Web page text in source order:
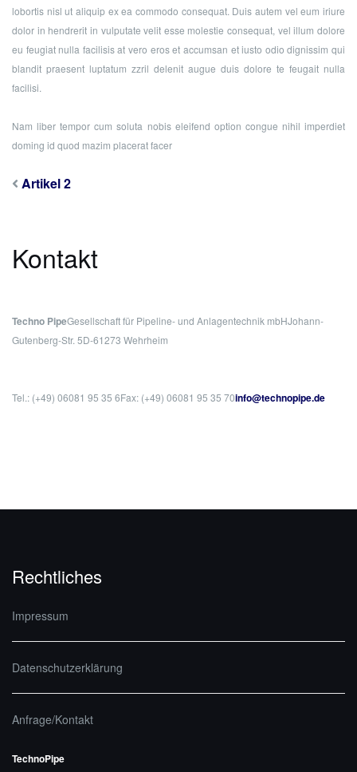
lobortis nisl ut aliquip ex ea commodo consequat. Duis autem vel eum iriure
dolor in hendrerit in vulputate velit esse molestie consequat, vel illum dolore
eu feugiat nulla facilisis at vero eros et accumsan et iusto odio dignissim qui
blandit praesent luptatum zzril delenit augue duis dolore te feugait nulla
facilisi.
Nam liber tempor cum soluta nobis eleifend option congue nihil imperdiet
doming id quod mazim placerat facer
Artikel 2
Kontakt
Techno PipeGesellschaft für Pipeline- und Anlagentechnik mbHJohann-
Gutenberg-Str. 5D-61273 Wehrheim
Tel.: (+49) 06081 95 35 6Fax: (+49) 06081 95 35 70info@technopipe.de
Rechtliches
Impressum
Datenschutzerklärung
Anfrage/Kontakt
TechnoPipe